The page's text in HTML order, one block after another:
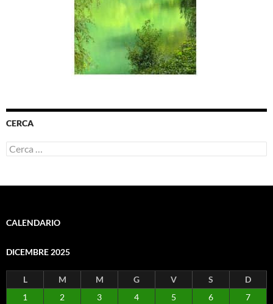
CERCA
Ricerca
per:
CALENDARIO
DICEMBRE 2025
L M M G V S
D
1
2 3 4 5 6
7